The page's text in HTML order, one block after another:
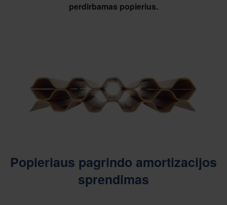
perdirbamas popierius.
Popieriaus pagrindo amortizacijos
sprendimas